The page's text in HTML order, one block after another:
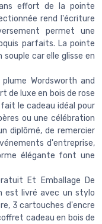
effort de la pointe
rend l'écriture
permet une
parfaits. La pointe
car elle glisse en
Wordsworth and
de luxe en bois de rose
le cadeau idéal pour
ou une célébration
diplômé, de remercier
d'entreprise,
élégante font une
Et Emballage De
est livré avec un stylo
3 cartouches d'encre
cadeau en bois de